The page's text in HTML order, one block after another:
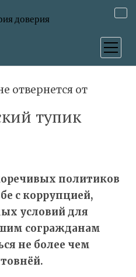
доверия
меню
тупик
политиков
с коррупцией,
условий для
согражданам
не более чем